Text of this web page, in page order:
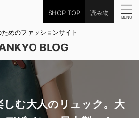
SHOP TOP 読み物
ためのファッションサイト
BLOG
しむ大人のリュック。大